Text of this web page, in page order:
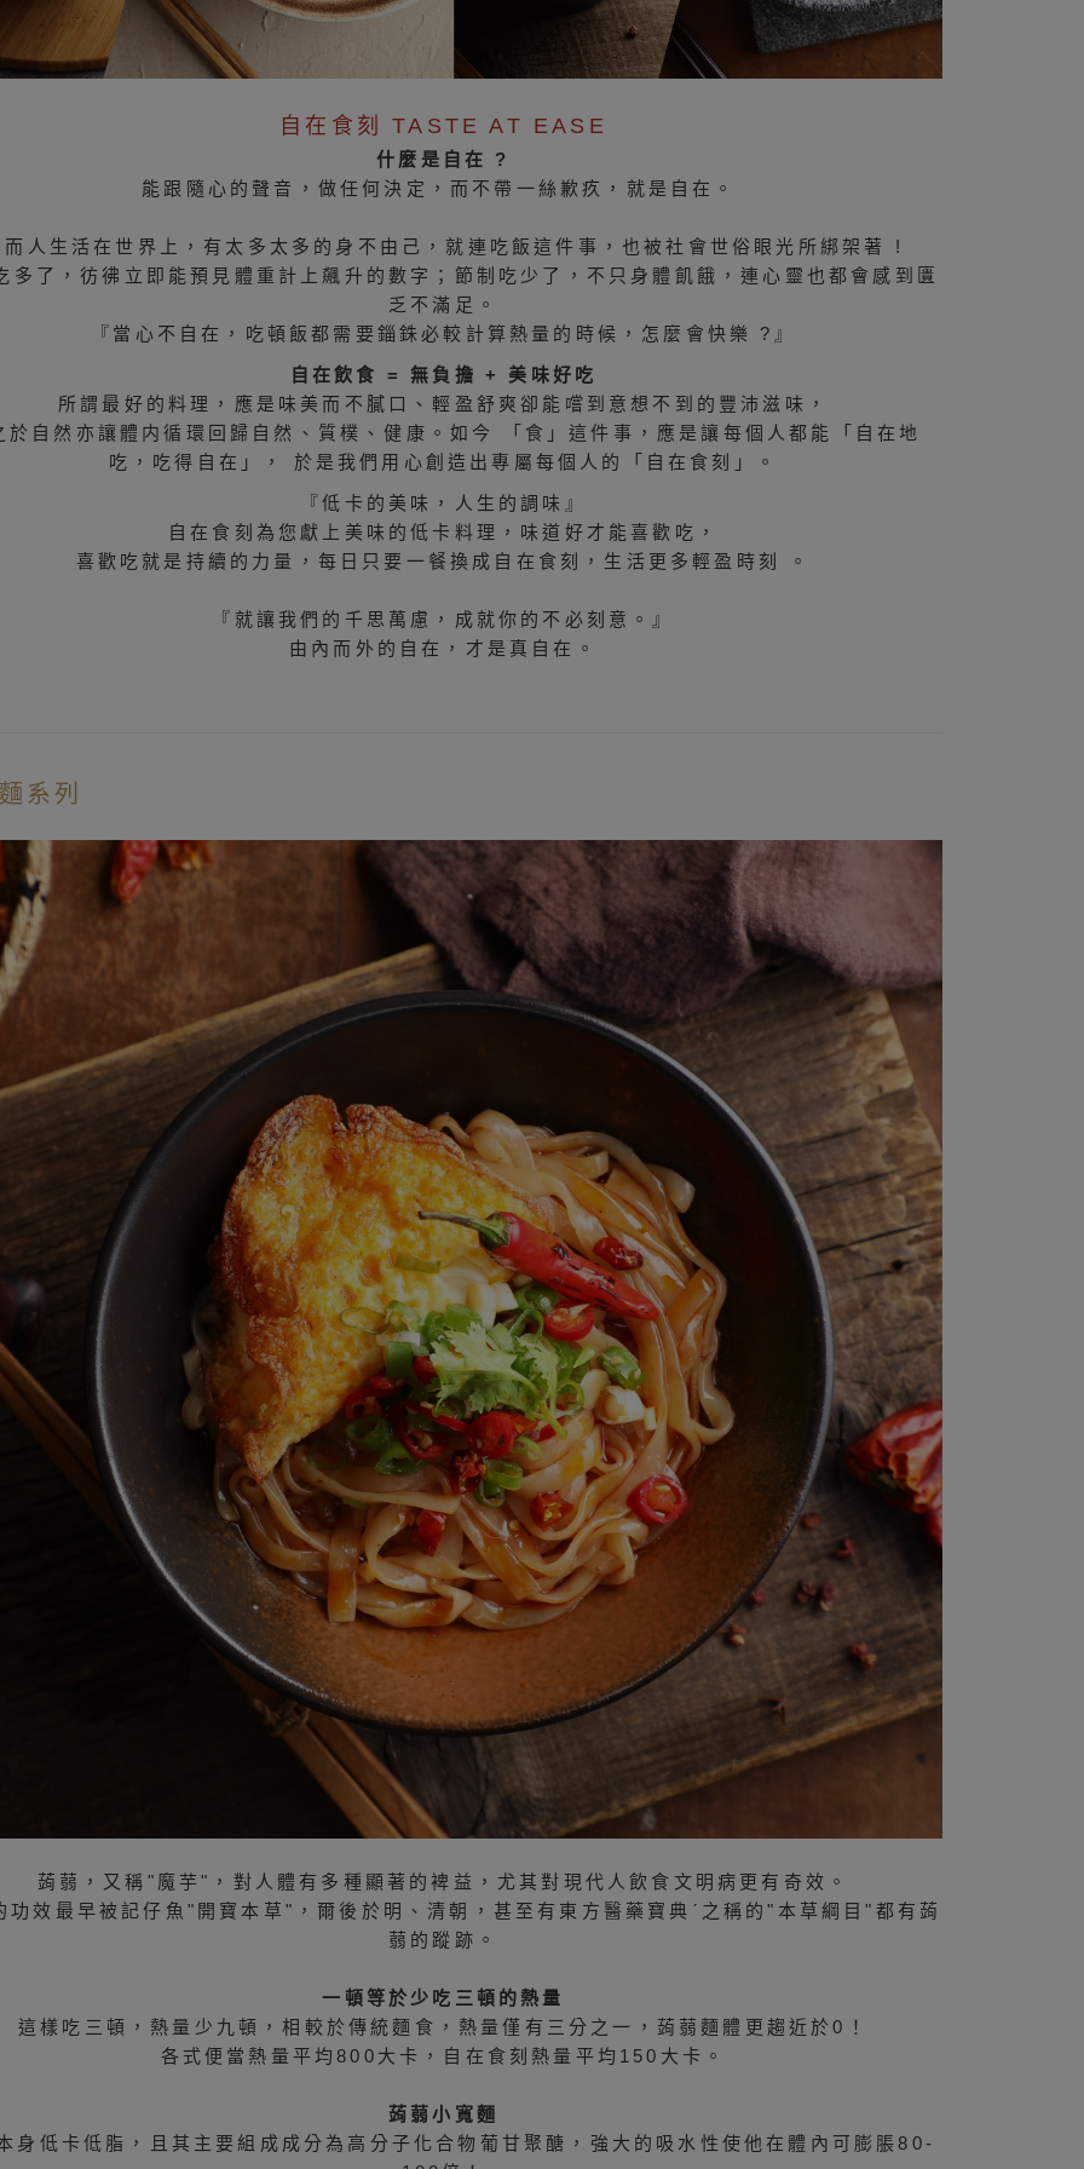
自在食刻 TASTE AT EASE
什麼是自在 ?
能跟隨心的聲音，做任何決定，而不帶一絲歉疚，就是自在。
而人生活在世界上，有太多太多的身不由己，就連吃飯這件事，也被社會世俗眼光所綁架著 !
多了，彷彿立即能預見體重計上飆升的數字；節制吃少了，不只身體飢餓，連心靈也都會感到匱
乏不滿足。
『當心不自在，吃頓飯都需要錙銖必較計算熱量的時候，怎麼會快樂 ?』
自在飲食 = 無負擔 + 美味好吃
所謂最好的料理，應是味美而不膩口、輕盈舒爽卻能嚐到意想不到的豐沛滋味，
於自然亦讓體内循環回歸自然、質樸、健康。如今 「食」這件事，應是讓每個人都能「自在地
吃，吃得自在」， 於是我們用心創造出專屬每個人的「自在食刻」。
『低卡的美味，人生的調味』
自在食刻為您獻上美味的低卡料理，味道好才能喜歡吃，
喜歡吃就是持續的力量，每日只要一餐換成自在食刻，生活更多輕盈時刻 。
『就讓我們的千思萬慮，成就你的不必刻意。』
由內而外的自在，才是真自在。
系列
蒟蒻，又稱"魔芋"，對人體有多種顯著的裨益，尤其對現代人飲食文明病更有奇效。
功效最早被記仔魚"開寶本草"，爾後於明、清朝，甚至有東方醫藥寶典ˊ之稱的"本草綱目"都有蒟
蒻的蹤跡。
一頓等於少吃三頓的熱量
這樣吃三頓，熱量少九頓，相較於傳統麵食，熱量僅有三分之一，蒟蒻麵體更趨近於0！
各式便當熱量平均800大卡，自在食刻熱量平均150大卡。
蒟蒻小寬麵
身低卡低脂，且其主要組成成分為高分子化合物葡甘聚醣，強大的吸水性使他在體內可膨脹80-